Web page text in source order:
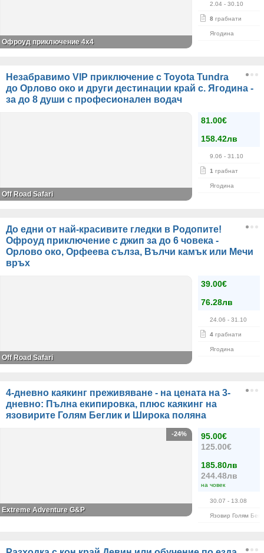
2.04 - 30.10
8 грабнати
Ягодина
Офроуд приключение 4x4
Незабравимо VIP приключение с Toyota Tundra
до Орлово око и други дестинации край с. Ягодина -
за до 8 души с професионален водач
81.00€
158.42лв
9.06 - 31.10
1 грабнат
Ягодина
Оff Road Safari
До едни от най-красивите гледки в Родопите!
Офроуд приключение с джип за до 6 човека -
Орлово око, Орфеева сълза, Вълчи камък или Мечи
връх
39.00€
76.28лв
24.06 - 31.10
4 грабнати
Ягодина
Оff Road Safari
4-дневно каякинг преживяване - на цената на 3-
дневно: Пълна екипировка, плюс каякинг на
язовирите Голям Беглик и Широка поляна
95.00€
125.00€
185.80лв
244.48лв
на човек
30.07 - 13.08
Язовир Голям
-24%
Extreme Adventure G&P